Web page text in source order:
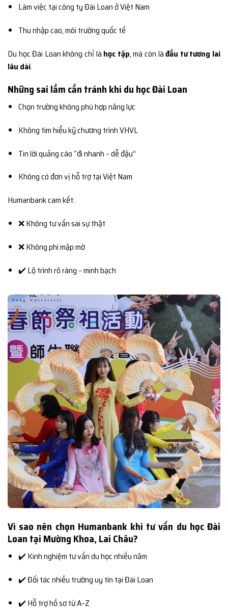
Làm việc tại công ty Đài Loan ở Việt Nam
Thu nhập cao, môi trường quốc tế
Du học Đài Loan không chỉ là học tập, mà còn làđầu tư tương lai
lâu dài.
Những sai lầm cần tránh khi du học Đài Loan
Chọn trường không phù hợp năng lực
Không tìm hiểu kỹ chương trình VHVL
Tin lời quảng cáo “đi nhanh – dễ đậu”
Không có đơn vị hỗ trợ tại Việt Nam
Humanbank cam kết:
❌ Không tư vấn sai sự thật
❌ Không phí mập mờ
✔️ Lộ trình rõ ràng – minh bạch
Vì sao nên chọn Humanbank khi tư vấn du học Đài
Loan tại Mường Khoa, Lai Châu?
✔️ Kinh nghiệm tư vấn du học nhiều năm
✔️ Đối tác nhiều trường uy tín tại Đài Loan
✔️ Hỗ trợ hồ sơ từ A–Z